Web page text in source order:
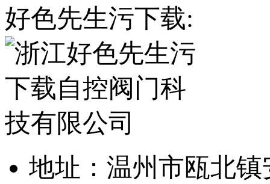
好色先生污下载:
地址：温州市瓯北